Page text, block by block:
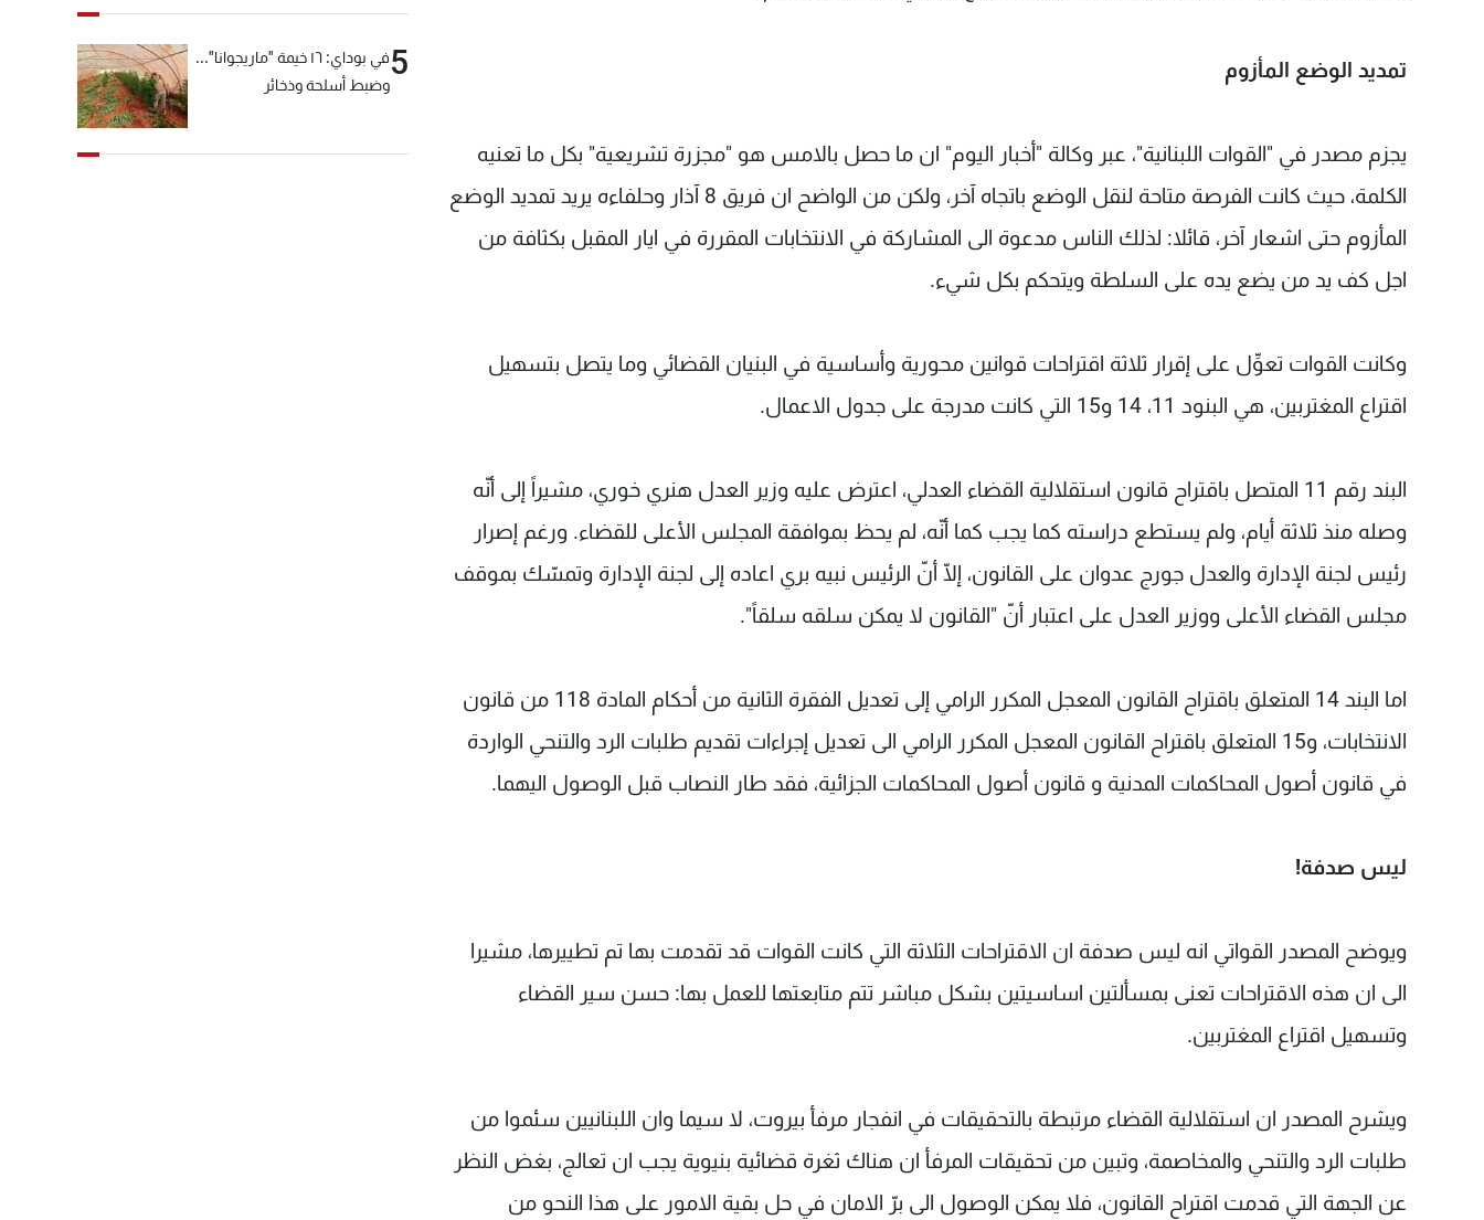
تمديد الوضع المأزوم
يجزم مصدر في "القوات اللبنانية"، عبر وكالة "أخبار اليوم" ان ما حصل بالامس هو "مجزرة تشريعية" بكل ما تعنيه
الكلمة، حيث كانت الفرصة متاحة لنقل الوضع باتجاه آخر، ولكن من الواضح ان فريق 8 آذار وحلفاءه يريد تمديد الوضع
المأزوم حتى اشعار آخر، قائلا: لذلك الناس مدعوة الى المشاركة في الانتخابات المقررة في ايار المقبل بكثافة من
اجل كف يد من يضع يده على السلطة ويتحكم بكل شيء.
وكانت القوات تعوِّل على إقرار ثلاثة اقتراحات قوانين محورية وأساسية في البنيان القضائي وما يتصل بتسهيل
اقتراع المغتربين، هي البنود 11، 14 و15 التي كانت مدرجة على جدول الاعمال.
البند رقم 11 المتصل باقتراح قانون استقلالية القضاء العدلي، اعترض عليه وزير العدل هنري خوري، مشيراً إلى أنّه
وصله منذ ثلاثة أيام، ولم يستطع دراسته كما يجب كما أنّه، لم يحظ بموافقة المجلس الأعلى للقضاء. ورغم إصرار
رئيس لجنة الإدارة والعدل جورج عدوان على القانون، إلّا أنّ الرئيس نبيه بري اعاده إلى لجنة الإدارة وتمسّك بموقف
مجلس القضاء الأعلى ووزير العدل على اعتبار أنّ "القانون لا يمكن سلقه سلقاً".
اما البند 14 المتعلق باقتراح القانون المعجل المكرر الرامي إلى تعديل الفقرة الثانية من أحكام المادة 118 من قانون
الانتخابات، و15 المتعلق باقتراح القانون المعجل المكرر الرامي الى تعديل إجراءات تقديم طلبات الرد والتنحي الواردة
في قانون أصول المحاكمات المدنية و قانون أصول المحاكمات الجزائية، فقد طار النصاب قبل الوصول اليهما.
ليس صدفة!
ويوضح المصدر القواتي انه ليس صدفة ان الاقتراحات الثلاثة التي كانت القوات قد تقدمت بها تم تطييرها، مشيرا
الى ان هذه الاقتراحات تعنى بمسألتين اساسيتين بشكل مباشر تتم متابعتها للعمل بها: حسن سير القضاء
وتسهيل اقتراع المغتربين.
ويشرح المصدر ان استقلالية القضاء مرتبطة بالتحقيقات في انفجار مرفأ بيروت، لا سيما وان اللبنانيين سئموا من
طلبات الرد والتنحي والمخاصمة، وتبين من تحقيقات المرفأ ان هناك ثغرة قضائية بنيوية يجب ان تعالج، بغض النظر
عن الجهة التي قدمت اقتراح القانون، فلا يمكن الوصول الى برّ الامان في حل بقية الامور على هذا النحو من
5
في بوداي: ١٦ خيمة "ماريجوانا"...
وضبط أسلحة وذخائر